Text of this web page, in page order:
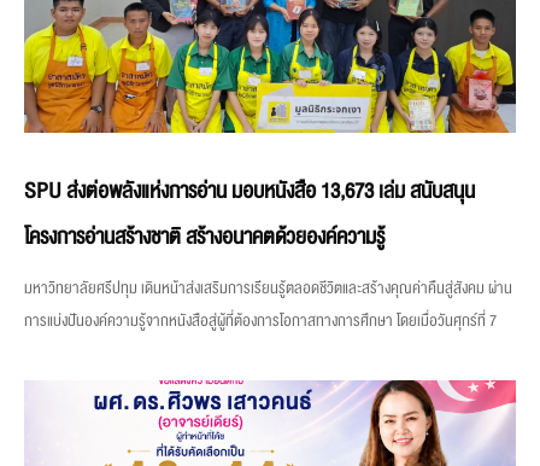
SPU ส่งต่อพลังแห่งการอ่าน มอบหนังสือ 13,673 เล่ม สนับสนุน
โครงการอ่านสร้างชาติ สร้างอนาคตด้วยองค์ความรู้
มหาวิทยาลัยศรีปทุม เดินหน้าส่งเสริมการเรียนรู้ตลอดชีวิตและสร้างคุณค่าคืนสู่สังคม ผ่าน
การแบ่งปันองค์ความรู้จากหนังสือสู่ผู้ที่ต้องการโอกาสทางการศึกษา โดยเมื่อวันศุกร์ที่ 7